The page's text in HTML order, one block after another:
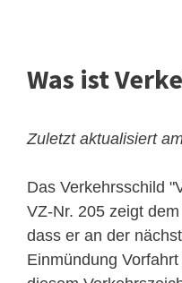
Was ist
Zuletzt aktualisiert
Das Verkehrsschild
VZ-Nr. 205 zeigt
dass er an der
Einmündung